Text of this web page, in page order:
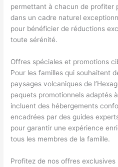
permettant à chacun de profiter
dans un cadre naturel
pour bénéficier de réductions
toute sérénité.
Offres spéciales et promotions
Pour les familles qui souhaitent
paysages volcaniques de
paquets promotionnels adaptés
incluent des hébergements
encadrées par des guides
pour garantir une expérience
tous les membres de la famille.
Profitez de nos offres